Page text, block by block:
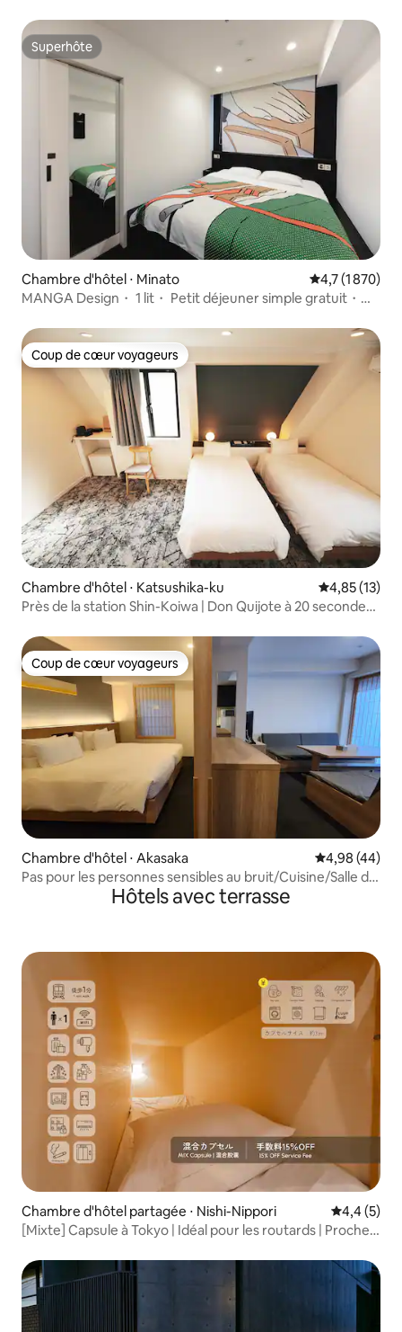
Superhôte
Superhôte
Chambre d'hôtel ⋅ Minato Évaluation
4,7 (1 870)
MANGA Design・ 1 lit・ Petit déjeuner simple gratuit・
Coup de cœur voyageurs
Coup de cœur voyageurs
Chambre d'hôtel ⋅ Katsushika-ku Évaluation
4,85 (13)
Près de la station Shin-Koiwa | Don Quijote à 20 secondes |
proximité de la rue commerçante | Restauration pratique |
EV disponible | Consigne à bagages possible
Coup de cœur voyageurs
Coup de cœur voyageurs
Chambre d'hôtel ⋅ Akasaka Évaluation
4,98 (44)
Pas pour les personnes sensibles au bruit/Cuisine/Salle de
Hôtels avec terrasse
Chambre d'hôtel partagée ⋅ Nishi-Nippori Évaluation
4,4 (5)
[Mixte] Capsule à Tokyo | Idéal pour les routards | Proche